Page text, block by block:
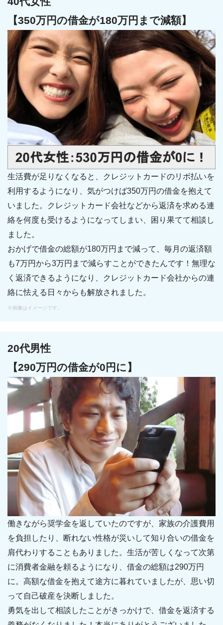
【350万円の借金が180万円まで減額】
生活費が足りなくなると、クレジットカードのリボ払いを
利用するようになり、気がつけば350万円の借金を抱えて
いました。クレジットカード会社などから返済を求める連
絡を何度も受けるようになってしまい、困り果てて相談し
ました。
おかげで借金の総額が180万円まで減って、毎月の返済額
も7万円から3万円まで減らすことができたんです！無理な
く返済できるようになり、クレジットカード会社からの連
絡に怯える日々からも解放されました。
※画像はイメージです。
20代男性
【290万円の借金が0円に】
働きながら奨学金を返していたのですが、家族の介護費用
を負担したり、断れない性格が災いして知り合いの借金を
肩代わりすることもありました。生活が苦しくなって次第
に消費者金融を頼るようになり、借金の総額は290万円
に。高額な借金を抱えて途方に暮れていましたが、思い切
って自己破産を決断しました。
勇気を出して相談したことがきっかけで、借金を返済する